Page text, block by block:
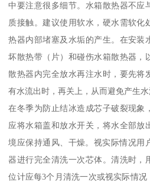
中要注意很多细节。水箱散热器不应
质接触。建议使用软水，硬水需软化
热器内部堵塞及水垢的产生。在安装
坏散热带（片）和碰伤水箱散热器，
散热器内完全放水再注水时，要先将
有水流出时，再关上，从而避免产生水
在冬季为防止结冰造成芯子破裂现象
应将水箱盖和放水开关，将水全部放
境应保持通风、干燥。视实际情况用
器进行完全清洗一次芯体。清洗时，
位计应每3个月清洗一次或视实际情